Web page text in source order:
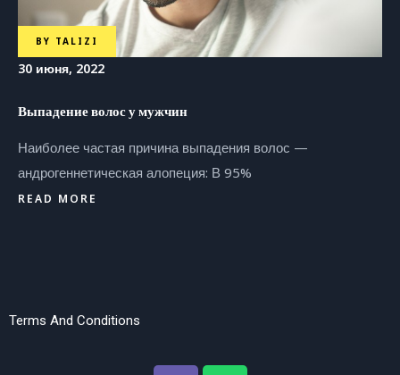
BY TALIZI
30 июня, 2022
Выпадение волос у мужчин
Наиболее частая причина выпадения волос —
андрогеннетическая алопеция: В 95%
READ MORE
Terms And Conditions